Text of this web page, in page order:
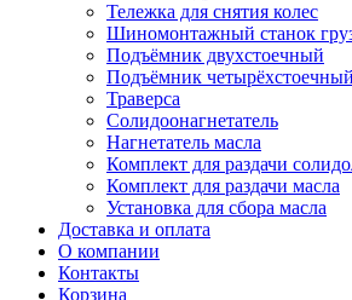
Тележка для снятия колес
Шиномонтажный станок
Подъёмник двухстоечный
Подъёмник четырёхстоечный
Траверса
Солидоонагнетатель
Нагнетатель масла
Комплект для раздачи
Комплект для раздачи масла
Установка для сбора масла
Доставка и оплата
О компании
Контакты
Корзина